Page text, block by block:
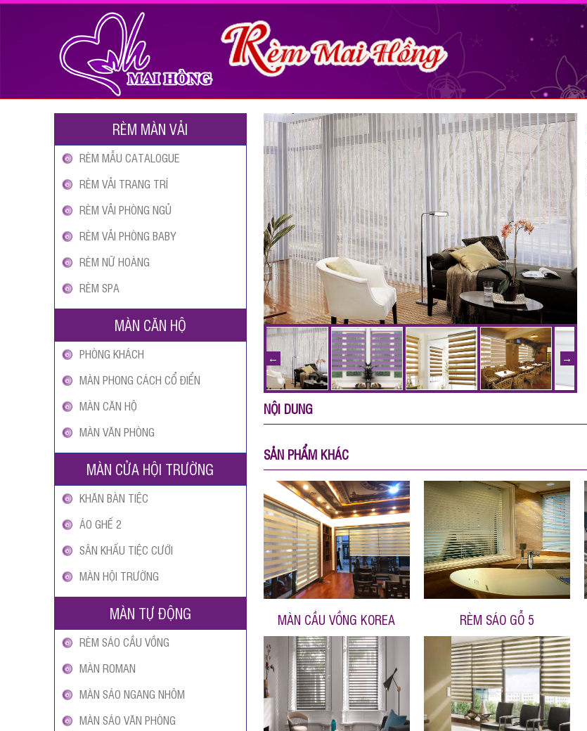
RÈM MÀN VẢI
RÈM MẪU CATALOGUE
RÈM VẢI TRANG TRÍ
RÈM VẢI PHÒNG NGỦ
RÈM VẢI PHÒNG BABY
RÈM NỮ HOÀNG
RÈM SPA
MÀN CĂN HỘ
PHÒNG KHÁCH
MÀN PHONG CÁCH CỔ ĐIỂN
MÀN CĂN HỘ
MÀN VĂN PHÒNG
MÀN CỬA HỘI TRƯỜNG
KHĂN BÀN TIỆC
ÁO GHẾ 2
SÂN KHẤU TIỆC CƯỚI
MÀN HỘI TRƯỜNG
MÀN TỰ ĐỘNG
RÈM SÁO CẦU VỒNG
MÀN ROMAN
MÀN SÁO NGANG NHÔM
MÀN SÁO VĂN PHÒNG
NỘI DUNG
SẢN PHẨM KHÁC
MÀN CẦU VỒNG KOREA RÈM SÁO GỖ 5